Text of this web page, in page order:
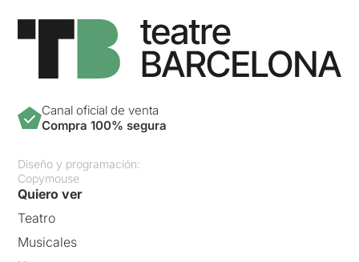
Canal oficial de venta
Compra 100% segura
Diseño y programación:
Copymouse
Quiero ver
Teatro
Musicales